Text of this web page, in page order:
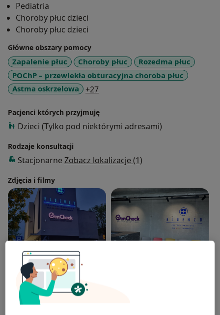
Pediatria
Choroby płuc dzieci
Choroby płuc dzieci
Główne obszary pomocy
Zapalenie płuc Choroby płuc
Rozedma płuc
POChP – przewlekła obturacyjna choroba płuc
Astma oskrzelowa
+27a11y_sr_more_diseases
Pacjenci których przyjmuję
Dzieci (Tylko pod niektórymi adresami)
Rodzaje konsultacji
Stacjonarne Zobacz lokalizacje (1)
Zdjęcia i filmy
Zobacz galerię (8)